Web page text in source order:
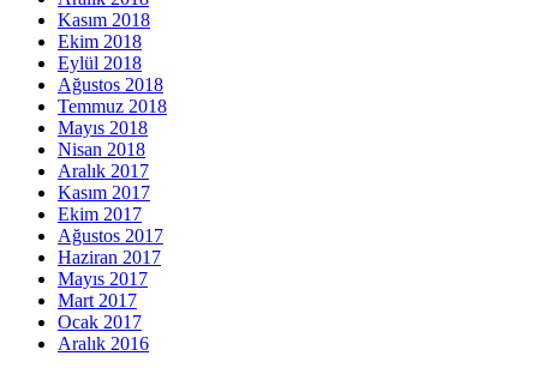
Kasım 2018
Ekim 2018
Eylül 2018
Ağustos 2018
Temmuz 2018
Mayıs 2018
Nisan 2018
Aralık 2017
Kasım 2017
Ekim 2017
Ağustos 2017
Haziran 2017
Mayıs 2017
Mart 2017
Ocak 2017
Aralık 2016